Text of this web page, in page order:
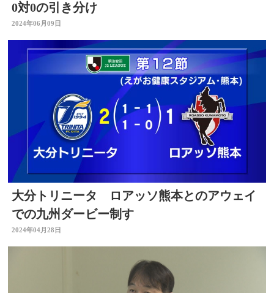
0対0の引き分け
2024年06月09日
大分トリニータ ロアッソ熊本とのアウェイ
での九州ダービー制す
2024年04月28日